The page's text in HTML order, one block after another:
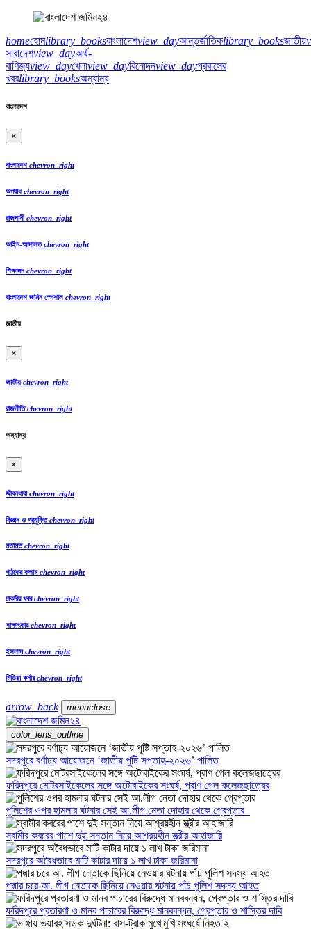
homeহোমlibrary_booksবাংলাদেশview_dayআন্তর্জাতিকlibrary_booksজাতীয়
সারাদেশview_dayঅর্থ-
বাণিজ্যview_dayখেলাview_dayবিনোদনview_dayপ্রবাসের
খবরlibrary_booksঅন্যান্য
বাংলাদেশ
×
বাংলাদেশ chevron_right
অপরাধchevron_right
রাজধানীchevron_right
আইন-আদালতchevron_right
শিক্ষাঙ্গনchevron_right
বাংলাদেশ জমিন স্পেশাল chevron_right
জাতীয়
×
জাতীয়chevron_right
রাজনীতিchevron_right
অন্যান্য
×
জীবনধারাchevron_right
বিজ্ঞান ও প্রযুক্তিchevron_right
মতামতchevron_right
পাঠকের কলামchevron_right
চাকরির খবরchevron_right
সাক্ষাৎকারchevron_right
ইসলামchevron_right
মিডিয়া কর্নারchevron_right
arrow_back menuclose
color_lens_outline
সদরপুরে বর্ণাঢ্য আয়োজনে ‘জাতীয় পুষ্টি সপ্তাহ-২০২৬’ পালিত
ফরিদপুরে মোটরসাইকেলের সঙ্গে অটোবাইকের সংঘর্ষ, প্রাণ গেল কলেজছাত্রের
পুলিশের ওপর হামলার ঘটনার সেই আ.লীগ নেতা দোহার থেকে গ্রেপ্তার
স্বামীর কবরের পাশে দুই সন্তান নিয়ে আশ্রয়হীন স্ত্রীর আহাজারি
সদরপুরে অবৈধভাবে মাটি কাটার দায়ে ১ লাখ টাকা জরিমানা
পদ্মার চরে আ. লীগ নেতাকে ছিনিয়ে নেওয়ার ঘটনায় পাঁচ পুলিশ সদস্য আহত
ফরিদপুরে প্রতারণা ও মানব পাচারের বিরুদ্ধে মানববন্ধন, গ্রেপ্তার ও শাস্তির দাবি